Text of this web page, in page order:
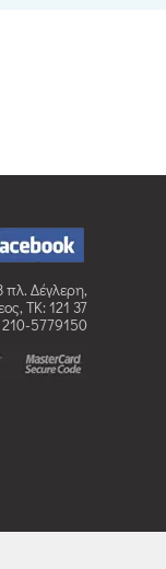
πλ. Δέγλερη,
TK: 121 37
5779150